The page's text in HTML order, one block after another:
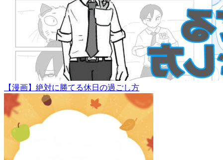
【漫画】絶対に勝てる休日の過ごし方